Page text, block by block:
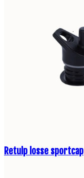
Retulp losse sportcap